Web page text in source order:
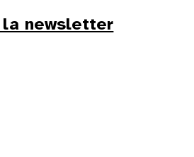
newsletter